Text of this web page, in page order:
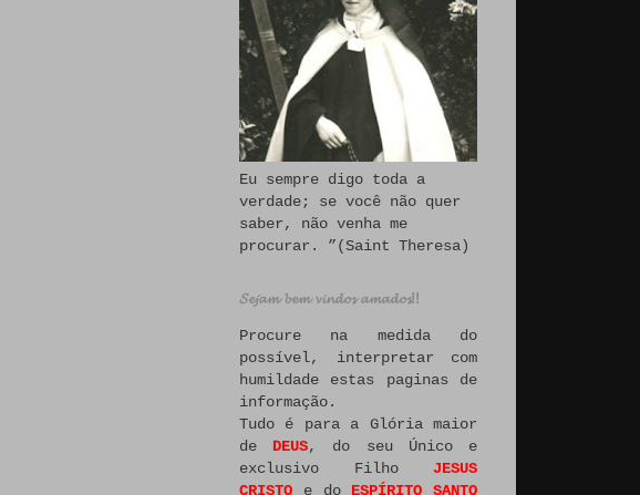
Eu sempre digo toda a
verdade; se você não quer
saber, não venha me
procurar. ”(Saint Theresa)
𝓢𝓮𝓳𝓪𝓶 𝓫𝓮𝓶 𝓿𝓲𝓷𝓭𝓸𝓼 𝓪𝓶𝓪𝓭𝓸𝓼!!
Procure na medida do
possível, interpretar com
humildade estas paginas de
informação.
Tudo é para a Glória maior
de DEUS, do seu Único e
exclusivo Filho JESUS
CRISTO e do ESPÍRITO SANTO